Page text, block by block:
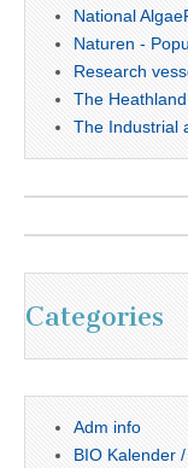
National
Naturen -
Research
The
The Industrial
Categories
Adm info
BIO Kalender